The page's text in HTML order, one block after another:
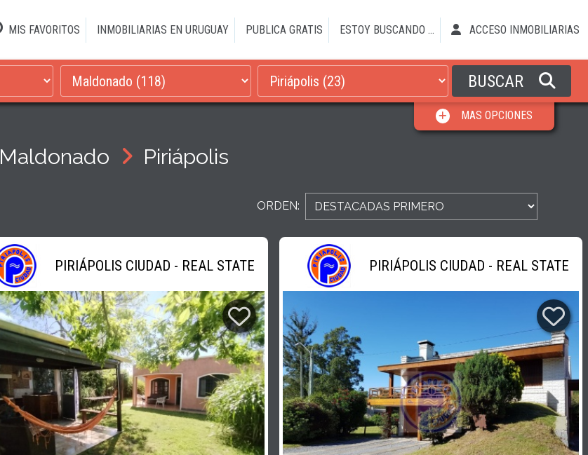
MIS FAVORITOS
INMOBILIARIAS EN URUGUAY PUBLICA GRATIS ESTOY BUSCANDO ... ACCESO INMOBILIARIAS
BUSCAR
MAS OPCIONES
Maldonado Piriápolis
ORDEN:
PIRIÁPOLIS CIUDAD - REAL STATE PIRIÁPOLIS CIUDAD - REAL STATE